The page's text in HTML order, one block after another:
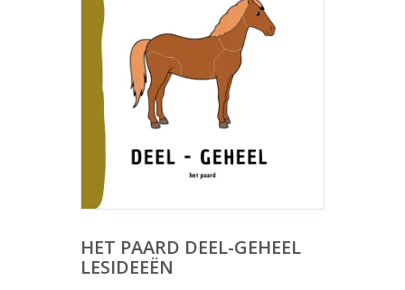
HET PAARD DEEL-GEHEEL
LESIDEEËN